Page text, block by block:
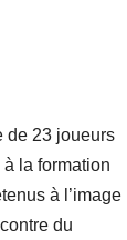
de 23 joueurs
la formation
à l’image
du